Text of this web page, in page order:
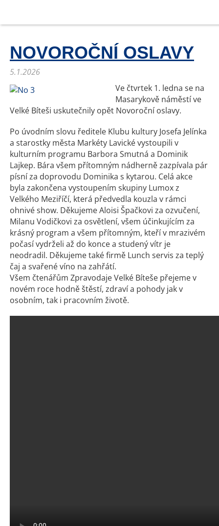
NOVOROČNÍ OSLAVY
5.1.2026
Ve čtvrtek 1. ledna se na
Masarykově náměstí ve
Velké Bíteši uskutečnily opět Novoroční oslavy.
Po úvodním slovu ředitele Klubu kultury Josefa Jelínka
a starostky města Markéty Lavické vystoupili v
kulturním programu Barbora Smutná a Dominik
Lajkep. Bára všem přítomným nádherně zazpívala pár
písní za doprovodu Dominika s kytarou. Celá akce
byla zakončena vystoupením skupiny Lumox z
Velkého Meziříčí, která předvedla kouzla v rámci
ohnivé show. Děkujeme Aloisi Špačkovi za ozvučení,
Milanu Vodičkovi za osvětlení, všem účinkujícím za
krásný program a všem přítomným, kteří v mrazivém
počasí vydrželi až do konce a studený vítr je
neodradil. Děkujeme také firmě Lunch servis za teplý
čaj a svařené víno na zahřátí.
Všem čtenářům Zpravodaje Velké Bíteše přejeme v
novém roce hodně štěstí, zdraví a pohody jak v
osobním, tak i pracovním životě.